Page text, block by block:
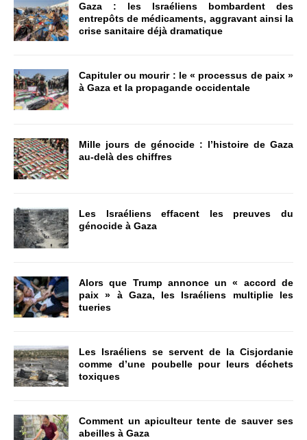
Gaza : les Israéliens bombardent des
entrepôts de médicaments, aggravant ainsi la
crise sanitaire déjà dramatique
Capituler ou mourir : le « processus de paix »
à Gaza et la propagande occidentale
Mille jours de génocide : l’histoire de Gaza
au-delà des chiffres
Les Israéliens effacent les preuves du
génocide à Gaza
Alors que Trump annonce un « accord de
paix » à Gaza, les Israéliens multiplie les
tueries
Les Israéliens se servent de la Cisjordanie
comme d’une poubelle pour leurs déchets
toxiques
Comment un apiculteur tente de sauver ses
abeilles à Gaza